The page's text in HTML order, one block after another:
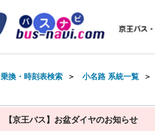
乗換・時刻表検索 ＞ 小名路 系統一覧 ＞
【京王バス】お盆ダイヤのお知らせ